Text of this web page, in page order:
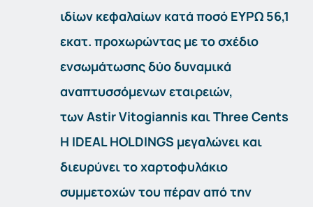
ιδίων κεφαλαίων κατά ποσό ΕΥΡΩ 56,1
εκατ. προχωρώντας με το σχέδιο
ενσωμάτωσης δύο δυναμικά
αναπτυσσόμενων εταιρειών,
τωνAstirVitogiannis καιThree Cents
Η IDEAL HOLDINGS μεγαλώνει και
διευρύνει το χαρτοφυλάκιο
συμμετοχών του πέραν από την